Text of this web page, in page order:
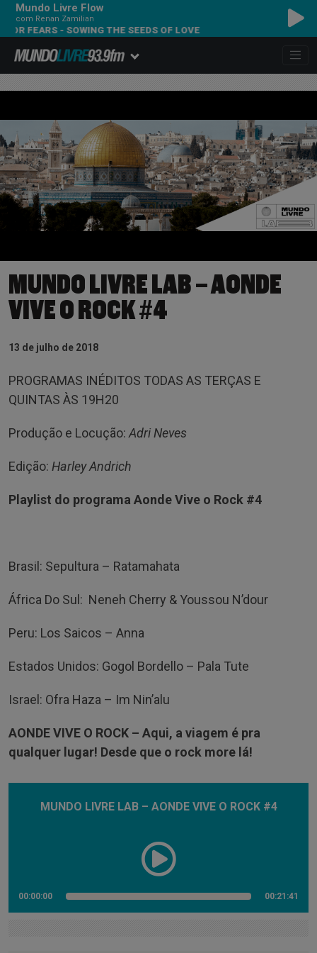
Mundo Livre Flow
com Renan Zamilian
- SOWING THE SEEDS OF LOVE
MUNDO LIVRE LAB – AONDE
VIVE O ROCK #4
13 de julho de 2018
PROGRAMAS INÉDITOS TODAS AS TERÇAS E
QUINTAS ÀS 19H20
Produção e Locução: Adri Neves
Edição: Harley Andrich
Playlist do programa Aonde Vive o Rock #4
Brasil: Sepultura – Ratamahata
África Do Sul: Neneh Cherry & Youssou N’dour
Peru: Los Saicos – Anna
Estados Unidos: Gogol Bordello – Pala Tute
Israel: Ofra Haza – Im Nin’alu
AONDE VIVE O ROCK – Aqui, a viagem é pra
qualquer lugar! Desde que o rock more lá!
MUNDO LIVRE LAB – AONDE VIVE O ROCK #4
00:00:00 00:21:41